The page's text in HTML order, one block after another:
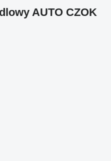
AUTO CZOK